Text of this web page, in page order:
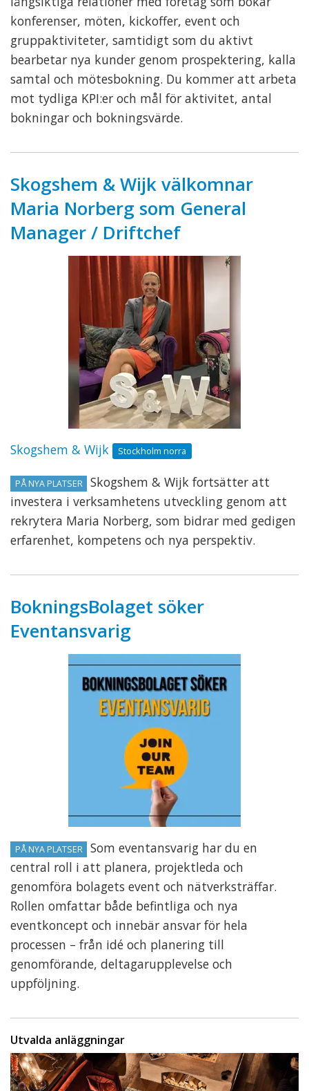
konferenser, möten, kickoffer, event och
gruppaktiviteter, samtidigt som du aktivt
bearbetar nya kunder genom prospektering, kalla
samtal och mötesbokning. Du kommer att arbeta
mot tydliga KPI:er och mål för aktivitet, antal
bokningar och bokningsvärde.
Skogshem & Wijk välkomnar
Maria Norberg som General
Manager / Driftchef
Skogshem & Wijk Stockholm norra
PÅ NYA PLATSER
Skogshem & Wijk fortsätter att
investera i verksamhetens utveckling genom att
rekrytera Maria Norberg, som bidrar med gedigen
erfarenhet, kompetens och nya perspektiv.
BokningsBolaget söker
Eventansvarig
PÅ NYA PLATSER
Som eventansvarig har du en
central roll i att planera, projektleda och
genomföra bolagets event och nätverksträffar.
Rollen omfattar både befintliga och nya
eventkoncept och innebär ansvar för hela
processen – från idé och planering till
genomförande, deltagarupplevelse och
uppföljning.
Utvalda anläggningar